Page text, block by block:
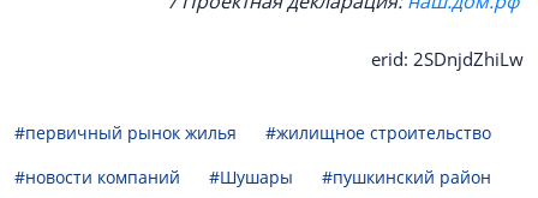
erid: 2SDnjdZhiLw
#первичный рынок жилья
#жилищное строительство
#новости компаний
#Шушары #пушкинский район